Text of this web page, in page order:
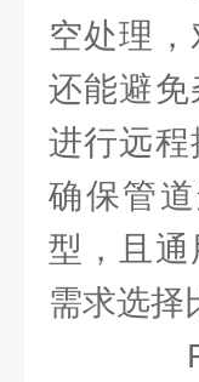
空处理
还能避
进行远
确保管
型，且
需求选择